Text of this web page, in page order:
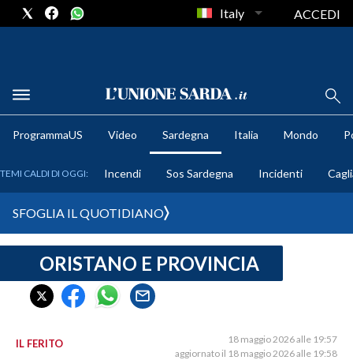
METEO
CRONACA SARDEGNA
CAGLIARI
SULCIS IGLESIENTE
Italy ACCEDI
ProgrammaUS Video Sardegna Italia Mondo
TEMI CALDI DI OGGI: Incendi Sos Sardegna Incidenti
SFOGLIA IL QUOTIDIANO
ORISTANO E PROVINCIA
IL FERITO
18 maggio 2026 alle 19:57
aggiornato il 18 maggio 2026 alle 19:58